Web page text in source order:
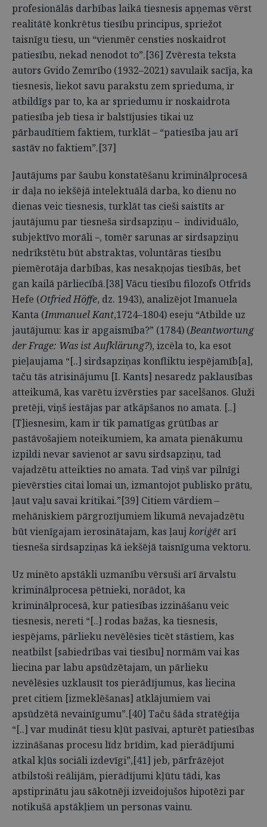
profesionālās darbības laikā tiesnesis apņemas vērst
realitātē konkrētus tiesību principus, spriežot
taisnīgu tiesu, un “vienmēr censties noskaidrot
patiesību, nekad nenodot to”.[36] Zvēresta teksta
autors Gvido Zemrībo (1932–2021) savulaik sacīja, ka
tiesnesis, liekot savu parakstu zem sprieduma, ir
atbildīgs par to, ka ar spriedumu ir noskaidrota
patiesība jeb tiesa ir balstījusies tikai uz
pārbaudītiem faktiem, turklāt – “patiesība jau arī
sastāv no faktiem”.[37]
Jautājums par šaubu konstatēšanu kriminālprocesā
ir daļa no iekšējā intelektuālā darba, ko dienu no
dienas veic tiesnesis, turklāt tas cieši saistīts ar
jautājumu par tiesneša sirdsapziņu – individuālo,
subjektīvo morāli –, tomēr sarunas ar sirdsapziņu
nedrīkstētu būt abstraktas, voluntāras tiesību
piemērotāja darbības, kas nesakņojas tiesībās, bet
gan kailā pārliecībā.[38] Vācu tiesību filozofs Otfrīds
Hefe (Otfried Höffe, dz. 1943), analizējot Imanuela
Kanta (Immanuel Kant,1724–1804) eseju “Atbilde uz
jautājumu: kas ir apgaismība?” (1784) (Beantwortung
der Frage: Was ist Aufklärung?), izcēla to, ka esot
pieļaujama “[..] sirdsapziņas konfliktu iespējamīb[a],
taču tās atrisinājumu [I. Kants] nesaredz paklausības
atteikumā, kas varētu izvērsties par sacelšanos. Gluži
pretēji, viņš iestājas par atkāpšanos no amata. [..]
[T]iesnesim, kam ir tik pamatīgas grūtības ar
pastāvošajiem noteikumiem, ka amata pienākumu
izpildi nevar savienot ar savu sirdsapziņu, tad
vajadzētu atteikties no amata. Tad viņš var pilnīgi
pievērsties citai lomai un, izmantojot publisko prātu,
ļaut vaļu savai kritikai.”[39] Citiem vārdiem –
mehāniskiem pārgrozījumiem likumā nevajadzētu
būt vienīgajam ierosinātajam, kas ļauj koriģēt arī
tiesneša sirdsapziņas kā iekšējā taisnīguma vektoru.
Uz minēto apstākli uzmanību vērsuši arī ārvalstu
kriminālprocesa pētnieki, norādot, ka
kriminālprocesā, kur patiesības izzināšanu veic
tiesnesis, nereti “[..] rodas bažas, ka tiesnesis,
iespējams, pārlieku nevēlēsies ticēt stāstiem, kas
neatbilst [sabiedrības vai tiesību] normām vai kas
liecina par labu apsūdzētajam, un pārlieku
nevēlēsies uzklausīt tos pierādījumus, kas liecina
pret citiem [izmeklēšanas] atklājumiem vai
apsūdzētā nevainīgumu”.[40] Taču šāda stratēģija
“[..] var mudināt tiesu kļūt pasīvai, apturēt patiesības
izzināšanas procesu līdz brīdim, kad pierādījumi
atkal kļūs sociāli izdevīgi”,[41] jeb, pārfrāzējot
atbilstoši reālijām, pierādījumi kļūtu tādi, kas
apstiprinātu jau sākotnēji izveidojušos hipotēzi par
notikušā apstākļiem un personas vainu.